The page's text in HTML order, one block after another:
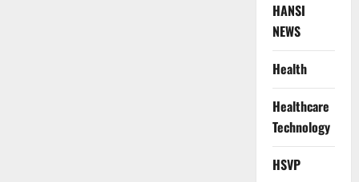
HANSI
NEWS
Health
Healthcare
Technology
HSVP